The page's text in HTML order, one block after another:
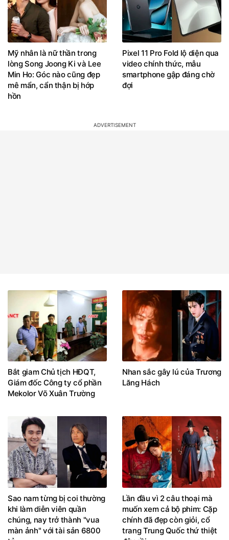
Mỹ nhân là nữ thần trong
lòng Song Joong Ki và Lee
Min Ho: Góc nào cũng đẹp
mê mẩn, cẩn thận bị hớp
hồn
Pixel 11 Pro Fold lộ diện qua
video chính thức, mẫu
smartphone gập đáng chờ
đợi
Bắt giam Chủ tịch HĐQT,
Giám đốc Công ty cổ phần
Mekolor Võ Xuân Trường
Nhan sắc gây lú của Trương
Lăng Hách
Sao nam từng bị coi thường
khi làm diễn viên quần
chúng, nay trở thành "vua
màn ảnh" với tài sản 6800
Lần đầu vì 2 câu thoại mà
muốn xem cả bộ phim: Cặp
chính đã đẹp còn giỏi, cổ
trang Trung Quốc thứ thiệt